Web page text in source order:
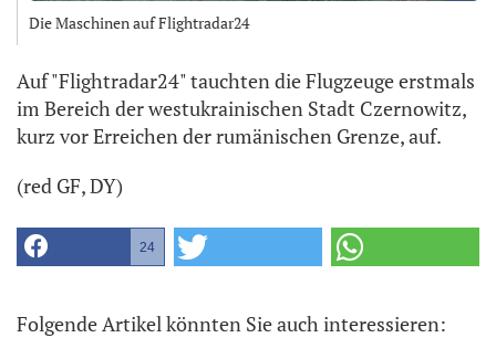
Die Maschinen auf Flightradar24
Auf "Flightradar24" tauchten die Flugzeuge erstmals
im Bereich der westukrainischen Stadt Czernowitz,
kurz vor Erreichen der rumänischen Grenze, auf.
(red GF, DY)
24
Folgende Artikel könnten Sie auch interessieren: